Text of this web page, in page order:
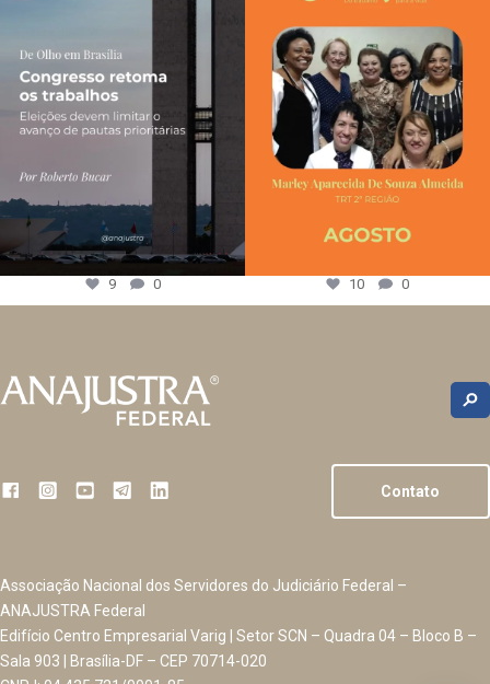
9 0 10 0
Contato
Associação Nacional dos Servidores do Judiciário Federal –
ANAJUSTRA Federal
Edifício Centro Empresarial Varig | Setor SCN – Quadra 04 – Bloco B –
Sala 903 | Brasília-DF – CEP 70714-020